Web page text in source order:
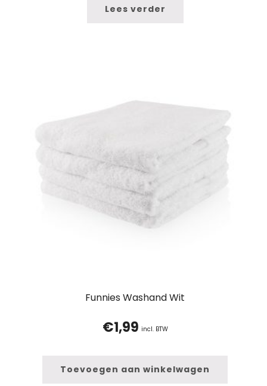
Lees verder
Funnies Washand Wit
€1,99 incl. BTW
Toevoegen aan winkelwagen